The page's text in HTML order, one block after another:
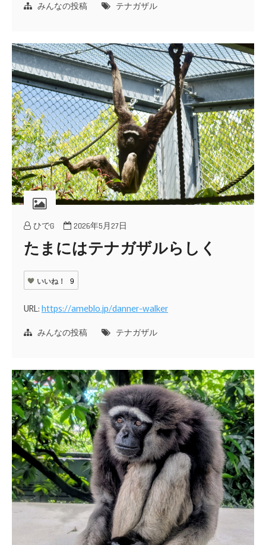
みんなの投稿 テナガザル
ひでG 2026年5月27日
たまにはテナガザルらしく
いいね！ 9
URL:https://ameblo.jp/danner-walker
みんなの投稿 テナガザル